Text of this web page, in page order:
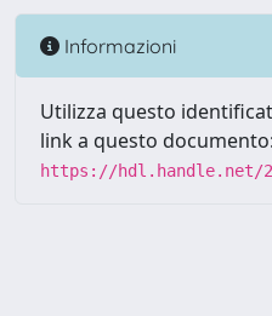
Informazioni
Utilizza questo
link a questo documento:
https://hdl.handle.net/